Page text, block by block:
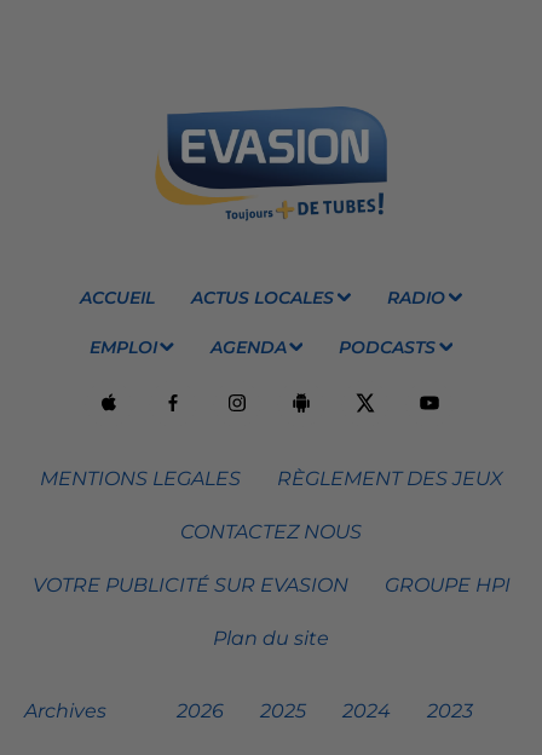
ACCUEIL ACTUS LOCALES RADIO
EMPLOI AGENDA PODCASTS
MENTIONS LEGALES RÈGLEMENT DES JEUX
CONTACTEZ NOUS
VOTRE PUBLICITÉ SUR EVASION GROUPE HPI
Plan du site
Archives 2026 2025 2024 2023